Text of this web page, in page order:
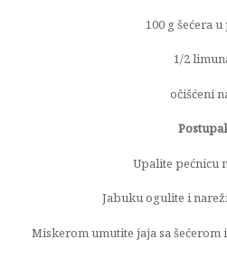
100 g šećera
1/2
očišćeni
Upalite pećnicu
Jabuku ogulite i
Miskerom umutite jaja sa